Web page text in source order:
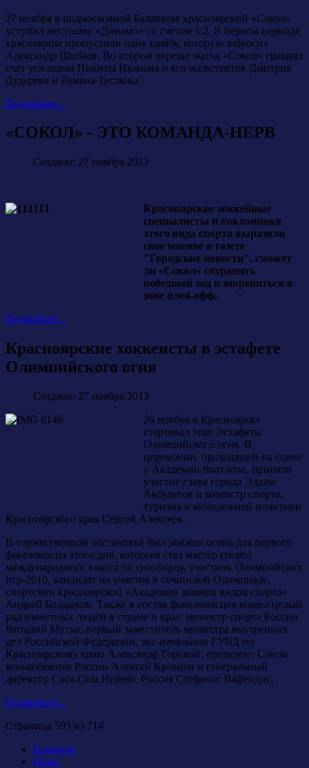
27 ноября в подмосковной Балашихе красноярский «Сокол»
уступил местному «Динамо» со счетом 1:2. В первом периоде
красноярцы пропустили одну шайбу, которую забросил
Александр Шибаев. Во втором отрезке матча «Сокол» сравнял
счет усилиями Никиты Иванова и его ассистентов Дмитрия
Дударева и Романа Теслюка.
Подробнее...
«СОКОЛ» - ЭТО КОМАНДА-НЕРВ
Создано: 27 ноября 2013
Красноярские хоккейные
специалисты и поклонники
этого вида спорта выразили
свое мнение в газете
"Городские новости", сможет
ли «Сокол» сохранить
победный ход и закрепиться в
зоне плей-офф.
Подробнее...
Красноярские хоккеисты в эстафете
Олимпийского огня
Создано: 27 ноября 2013
26 ноября в Красноярске
стартовал этап Эстафеты
Олимпийского огня. В
церемонии, проходящей на сцене
у Академии биатлона, приняли
участие глава города Эдхам
Акбулатов и министр спорта,
туризма и молодежной политики
Красноярского края Сергей Алексеев.
В торжественной обстановке был зажжен огонь для первого
факелоносца этого дня, которым стал мастер спорта
международного класса по сноуборду, участник Олимпийских
игр-2010, кандидат на участие в сочинской Олимпиаде,
спортсмен красноярской «Академии зимних видов спорта»
Андрей Болдыков. Также в состав факелоносцев вошел целый
ряд известных людей в стране и крае: министр спорта России
Виталий Мутко; первый заместитель министра внутренних
дел Российской Федерации, экс-начальник ГУВД по
Красноярскому краю Александр Горовой; президент Союза
конькобежцев России Алексей Кравцов и генеральный
директор Coca-Cola Hellenic Россия Стефанос Вафеидис.
Подробнее...
Страница 595 из 714
В начало
Назад